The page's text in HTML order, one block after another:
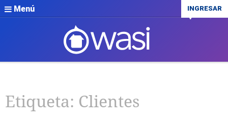
Menú INGRESAR
Etiqueta: Clientes